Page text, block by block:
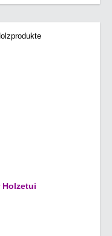
Holzetui